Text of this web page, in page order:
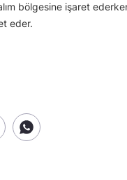
bölgesine işaret
eder.